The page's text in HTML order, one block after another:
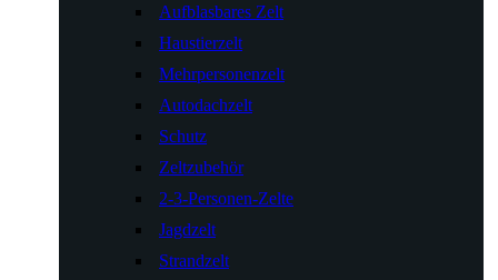
Aufblasbares Zelt
Haustierzelt
Mehrpersonenzelt
Autodachzelt
Schutz
Zeltzubehör
2-3-Personen-Zelte
Jagdzelt
Strandzelt